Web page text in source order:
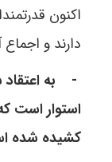
اکنون
دارند و
-
به
استوار است
کشیده شده